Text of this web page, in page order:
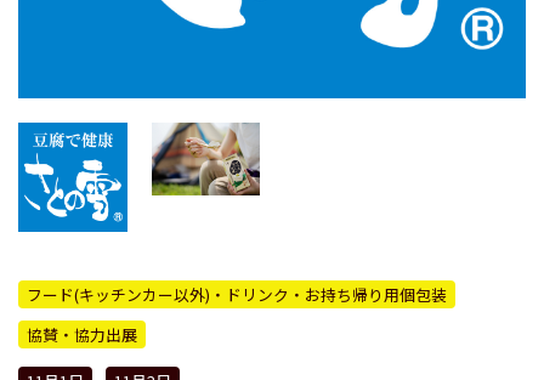
フード(キッチンカー以外)・ドリンク・お持ち帰り用個包装
協賛・協力出展